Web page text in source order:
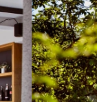
Leben im